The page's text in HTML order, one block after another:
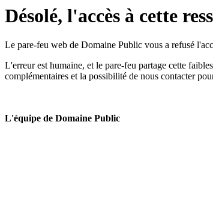
Désolé, l'accès à cette
Le pare-feu web de Domaine Public vous a refusé
L'erreur est humaine, et le pare-feu partage cette
complémentaires et la possibilité de nous contacter
L'équipe de Domaine Public